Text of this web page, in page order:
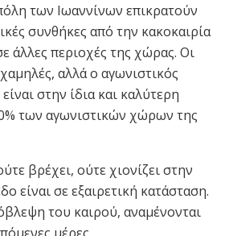
των Ιωαννίνων επικρατούν
συνθήκες από την κακοκαιρία
άλλες περιοχές της χώρας. Οι
αλλά ο αγωνιστικός
στην ίδια και καλύτερη
των αγωνιστικών χώρων της
βρέχει, ούτε χιονίζει στην
είναι σε εξαιρετική κατάσταση.
του καιρού, αναμένονται